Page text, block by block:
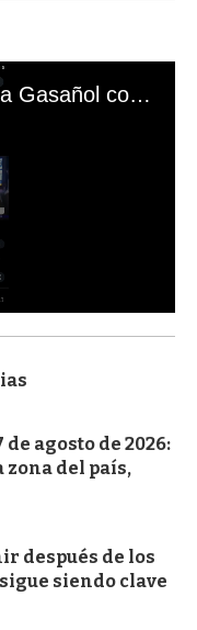
El mal momento de Yanina Gasañol con un hincha argentino en "Subrayado"
agosto de 2026:
zona del país,
después de los
siendo clave